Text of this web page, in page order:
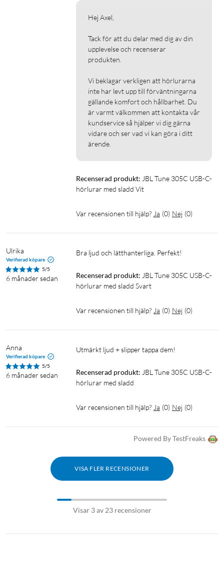
Hej Axel,
Tack för att du delar med dig av din
upplevelse och recenserar
produkten.
Vi beklagar verkligen att hörlurarna
inte har levt upp till förväntningarna
gällande komfort och hållbarhet. Du
är varmt välkommen att kontakta vår
kundservice så hjälper vi dig gärna
vidare och ser vad vi kan göra i ditt
ärende.
Recenserad produkt: JBL Tune 305C USB-C-
hörlurar med sladd Vit
Var recensionen till hjälp? Ja (0) Nej (0)
Ulrika
Verifierad köpare
5/5
6 månader sedan
Bra ljud och lätthanterliga. Perfekt!
Recenserad produkt: JBL Tune 305C USB-C-
hörlurar med sladd Svart
Var recensionen till hjälp? Ja (0) Nej (0)
Anna
Verifierad köpare
5/5
6 månader sedan
Utmärkt ljud + slipper tappa dem!
Recenserad produkt: JBL Tune 305C USB-C-
hörlurar med sladd
Var recensionen till hjälp? Ja (0) Nej (0)
Powered By TestFreaks
VISA FLER RECENSIONER
Visar 3 av 23 recensioner